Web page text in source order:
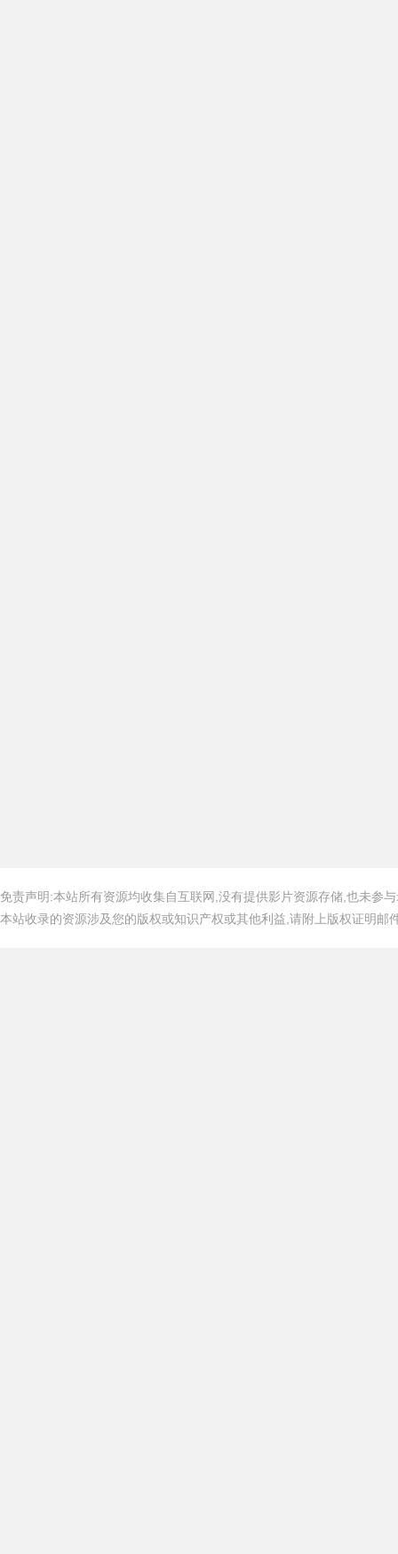
免责声明:本站所有资源均收集自互联网,没有提供影片资源存储,也未参
本站收录的资源涉及您的版权或知识产权或其他利益,请附上版权证明